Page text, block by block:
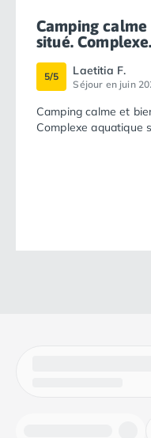
Camping
situé.
5/5 Laetitia F.
Séjour en juin
Camping calme et
Complexe aquatique